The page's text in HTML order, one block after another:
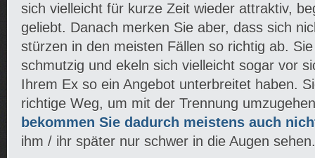
sich vielleicht für kurze Zeit wieder attraktiv,
geliebt. Danach merken Sie aber, dass sich
stürzen in den meisten Fällen so richtig ab.
schmutzig und ekeln sich vielleicht sogar vor
Ihrem Ex so ein Angebot unterbreitet haben.
richtige Weg, um mit der Trennung
bekommen Sie dadurch meistens auch
ihm / ihr später nur schwer in die Augen sehen.